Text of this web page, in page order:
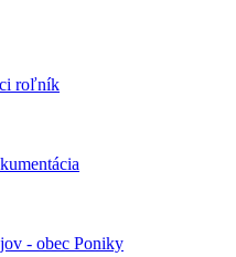
roľník
- obec Poniky